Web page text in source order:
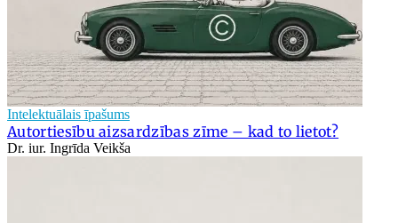
Intelektuālais īpašums
Autortiesību aizsardzības zīme – kad to lietot?
Dr. iur. Ingrīda Veikša